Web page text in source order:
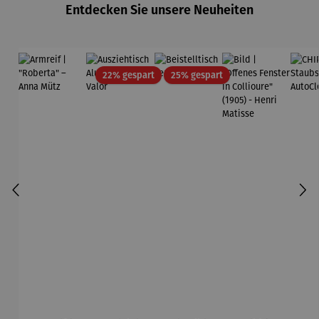
Entdecken Sie unsere Neuheiten
22% gespartRabatt25% gespartRabatt